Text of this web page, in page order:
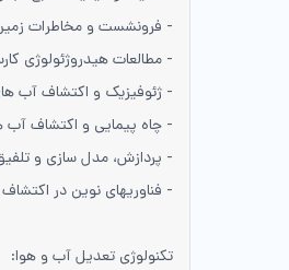
- فرونشست و مخاطرات زمین
- مطالعات هیدروژئولوژی
- ژئوفیزیک و اکتشاف آب
- چاه پیمایی و اکتشاف آب
- پردازش، مدل سازی و
- فناوریهای نوین در
تکنولوژی تعدیل آب و هوا: